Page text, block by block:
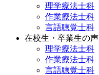
理学療法士科
作業療法士科
言語聴覚士科
在校生・卒業生の声
理学療法士科
作業療法士科
言語聴覚士科